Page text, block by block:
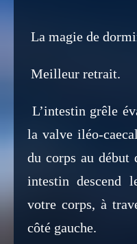
La magie de
Meilleur retrait.
L’intestin grêle
la valve iléo-
du corps au
intestin descend
votre corps, à
côté gauche.